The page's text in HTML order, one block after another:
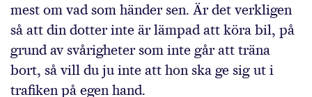
mest om vad som händer sen. Är det verkligen
så att din dotter inte är lämpad att köra bil, på
grund av svårigheter som inte går att träna
bort, så vill du ju inte att hon ska ge sig ut i
trafiken på egen hand.